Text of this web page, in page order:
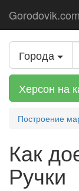
Gorodovik.com
Города
Херсон на
Построение
Как
Ручки